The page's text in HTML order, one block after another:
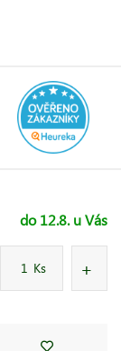
do 12.8. u Vás
Ks